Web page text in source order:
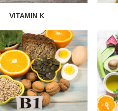
VITAMIN K